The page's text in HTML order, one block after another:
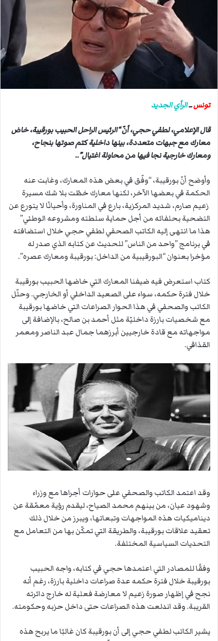
ر
ي
د
ا
ر
ن
ي
ا
تونســالرأي الجديد
قال الإعلامي، لطفي حجي، أنّ “الرئيس الراحل الحبيب بورقيبة، خاض
معارك مع جبهات متعددة، بينها داخلية كتم صوتها بنجاح،
ومعارك خارجية نجا فيها من محاولة اغتيال”..
وأوضح أنّ بورقيبة، “وفّق في بعض هذه المعارك، وغابت عنه
الحكمة في بعضها الآخر، لكنها معارك خطّت بلا شك مسيرة
زعيم صارم، شديد المركزية، بارع في المناورة، وأحيانًا لا يتورع عن
التضحية بحلفائه من أجل حماية سلطته ومشروعه الوطني”
هذا ما انتهى إليه الكاتب الصحفي لطفي حجي خلال استضافته
في برنامج ”واحد من الناس” للحديث عن كتابه الذي صدر له
مؤخرا بعنوان “البورقيبية من الداخل: بورقيبة ومعارك عصره”.
كتاب استعرض فيه ضيفنا المعارك التي خاضها الحبيب بورقيبة
خلال فترة حكمه، سواء على الصعيد الداخلي أو الخارجي. وحلّل
الكاتب والصحفي في هذا الحوار الصراعات التي خاضها بورقيبة
مع شخصيات بارزة داخليّة مثل أحمد بن صالح، بالإضافة إلى
مواجهاته مع قادة خارجيين أبرزهما جمال عبد الناصر ومعمر
القذافي.
وقد اعتمد الكاتب والصحفي على حوارات أجراها مع وزراء
وشهود عيان، من بينهم محمد الصياح، ليقدم رؤية معمّقة عن
ديناميكيات هذه المواجهات وتبعاتها، ويبرز من خلال ذلك
تعقيد علاقات بورقيبة، والطريقة التي تمكّن بها من التعامل مع
التحديات السياسية المختلفة.
وفقًا للمصادر التي اعتمدها حجي في كتابه، واجه الحبيب
بورقيبة خلال فترة حكمه عدة صراعات داخلية بارزة، رغم أنه
نجح في إظهار صورة زعيم لا معارضة فعلية له خارج دائرته
القريبة. وقد اندلعت هذه الصراعات حتى داخل حزبه وحكومته.
يشير الكاتب لطفي حجي إلى أن بورقيبة كان غالبًا ما يربح هذه